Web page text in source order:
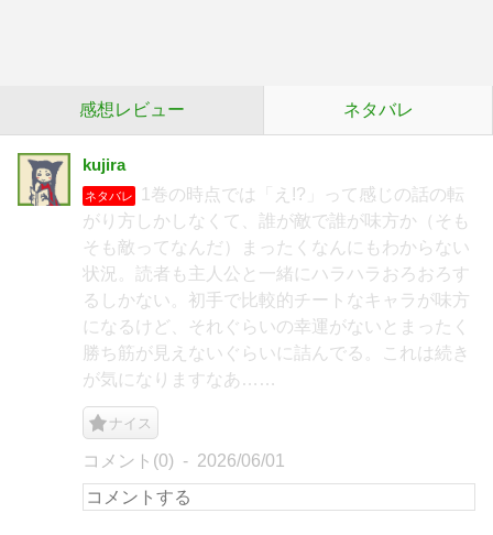
感想レビュー ネタバレ
kujira
ネタバレ
1巻の時点では「え!?」って感じの話の転
がり方しかしなくて、誰が敵で誰が味方か（そも
そも敵ってなんだ）まったくなんにもわからない
状況。読者も主人公と一緒にハラハラおろおろす
るしかない。初手で比較的チートなキャラが味方
になるけど、それぐらいの幸運がないとまったく
勝ち筋が見えないぐらいに詰んでる。これは続き
が気になりますなあ……
ナイス
コメント(0) 2026/06/01